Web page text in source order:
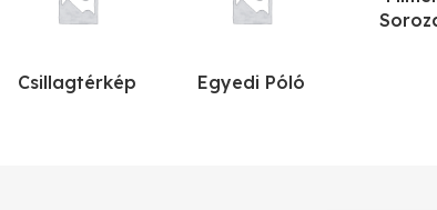
Csillagtérkép Egyedi Póló